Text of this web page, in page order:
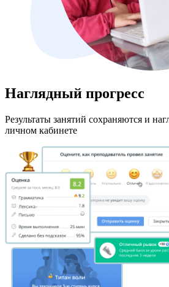
Наглядный прогресс
Результаты занятий сохраняются и
личном кабинете